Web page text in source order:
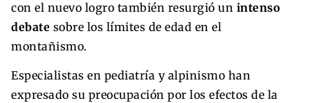
con el nuevo logro también resurgió un intenso
debate sobre los límites de edad en el
montañismo.
Especialistas en pediatría y alpinismo han
expresado su preocupación por los efectos de la